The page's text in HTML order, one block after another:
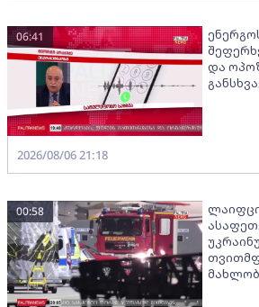
და
06:41
2026/08/06 21:18
00:58